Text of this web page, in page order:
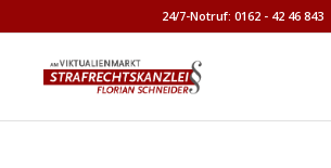
24/7-Notruf: 0162 - 42 46 843